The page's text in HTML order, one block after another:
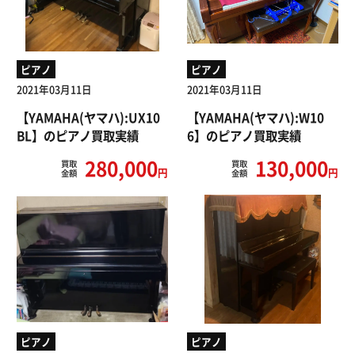
ピアノ
2021年03月11日
【YAMAHA(ヤマハ):UX10
BL】のピアノ買取実績
買取
金額
280,000円
ピアノ
2021年03月11日
【YAMAHA(ヤマハ):W10
6】のピアノ買取実績
買取
金額
130,000円
ピアノ
ピアノ